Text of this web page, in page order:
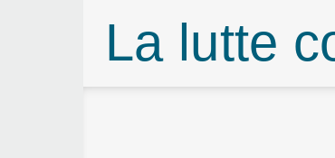
La lutte